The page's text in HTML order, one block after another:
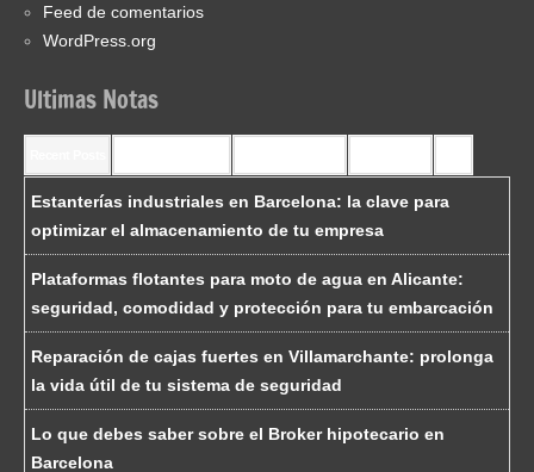
Feed de comentarios
WordPress.org
Ultimas Notas
Estanterías industriales en Barcelona: la clave para
optimizar el almacenamiento de tu empresa
Plataformas flotantes para moto de agua en Alicante:
seguridad, comodidad y protección para tu embarcación
Reparación de cajas fuertes en Villamarchante: prolonga
la vida útil de tu sistema de seguridad
Lo que debes saber sobre el Broker hipotecario en
Barcelona